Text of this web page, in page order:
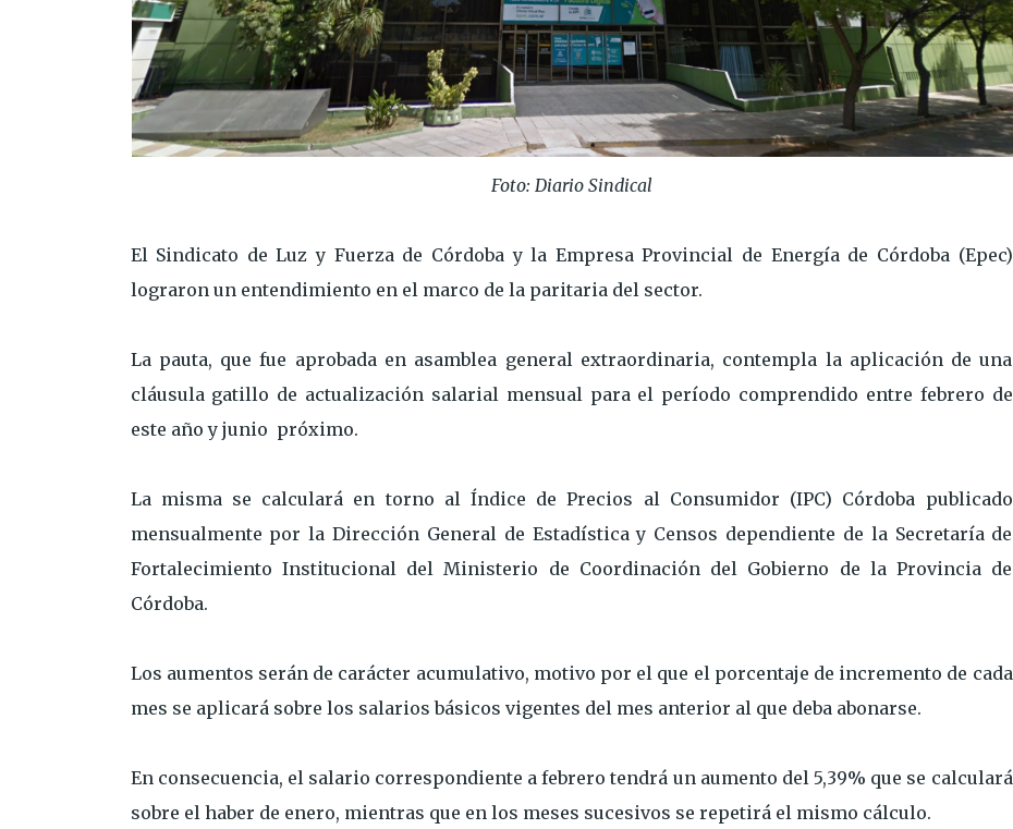
Foto: Diario Sindical
El Sindicato de Luz y Fuerza de Córdoba y la Empresa Provincial de Energía de Córdoba (Epec)
lograron un entendimiento en el marco de la paritaria del sector.
La pauta, que fue aprobada en asamblea general extraordinaria, contempla la aplicación de una
cláusula gatillo de actualización salarial mensual para el período comprendido entre febrero de
este año y junio próximo.
La misma se calculará en torno al Índice de Precios al Consumidor (IPC) Córdoba publicado
mensualmente por la Dirección General de Estadística y Censos dependiente de la Secretaría de
Fortalecimiento Institucional del Ministerio de Coordinación del Gobierno de la Provincia de
Córdoba.
Los aumentos serán de carácter acumulativo, motivo por el que el porcentaje de incremento de cada
mes se aplicará sobre los salarios básicos vigentes del mes anterior al que deba abonarse.
En consecuencia, el salario correspondiente a febrero tendrá un aumento del 5,39% que se calculará
sobre el haber de enero, mientras que en los meses sucesivos se repetirá el mismo cálculo.